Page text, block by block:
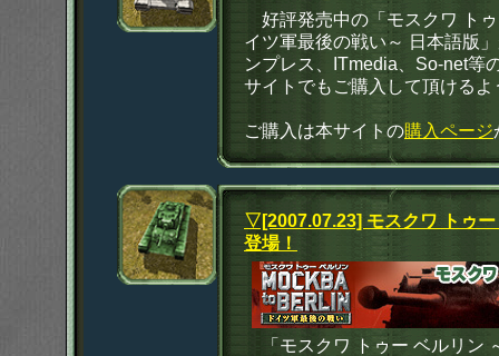
好評発売中の「モスクワ ト
イツ軍最後の戦い～ 日本語版
ンプレス、ITmedia、So-net等
サイトでもご購入して頂ける
ご購入は本サイトの購入ページ
▽[2007.07.23] モスクワ トゥ
登場！
「モスクワ トゥー ベルリン